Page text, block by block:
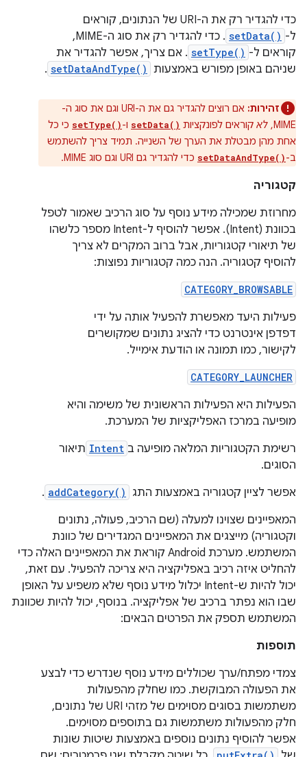
כדי להגדיר רק את ה-URI של הנתונים, קוראים
ל- setData()
. כדי להגדיר רק את סוג ה-MIME,
קוראים ל- setType() . אם צריך, אפשר להגדיר את
שניהם באופן מפורש באמצעות setDataAndType()
.
זהירות:
אם רוצים להגדיר גם את ה-URI וגם את סוג ה-
MIME, לא קוראים לפונקציות setData() ו-setType() כי כל
אחת מהן מבטלת את הערך של השנייה. תמיד צריך להשתמש
ב-setDataAndType() כדי להגדיר גם URI וגם סוג MIME.
קטגוריה
מחרוזת שמכילה מידע נוסף על סוג הרכיב שאמור לטפל
בכוונת (Intent). אפשר להוסיף ל-Intent מספר כלשהו
של תיאורי קטגוריות, אבל ברוב המקרים לא צריך
להוסיף קטגוריה. הנה כמה קטגוריות נפוצות:
CATEGORY_BROWSABLE
פעילות היעד מאפשרת להפעיל אותה על ידי
דפדפן אינטרנט כדי להציג נתונים שמקושרים
לקישור, כמו תמונה או הודעת אימייל.
CATEGORY_LAUNCHER
הפעילות היא הפעילות הראשונית של משימה והיא
מופיעה במרכז האפליקציות של המערכת.
רשימת הקטגוריות המלאה מופיעה ב Intent תיאור
הסוגים.
אפשר לציין קטגוריה באמצעות התג
addCategory()
.
המאפיינים שצוינו למעלה (שם הרכיב, פעולה, נתונים
וקטגוריה) מייצגים את המאפיינים המגדירים של כוונת
המשתמש. מערכת Android קוראת את המאפיינים האלה כדי
להחליט איזה רכיב באפליקציה היא צריכה להפעיל. עם זאת,
יכול להיות ש-Intent יכלול מידע נוסף שלא משפיע על האופן
שבו הוא נפתר ברכיב של אפליקציה. בנוסף, יכול להיות שכוונת
המשתמש תספק את הפרטים הבאים:
תוספות
צמדי מפתח/ערך שכוללים מידע נוסף שנדרש כדי לבצע
את הפעולה המבוקשת. כמו שחלק מהפעולות
משתמשות בסוגים מסוימים של מזהי URI של נתונים,
חלק מהפעולות משתמשות גם בתוספים מסוימים.
אפשר להוסיף נתונים נוספים באמצעות שיטות שונות